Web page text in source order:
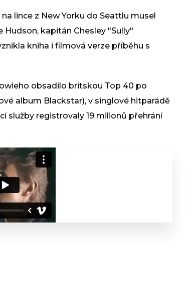
lince z New Yorku do Seattlu musel
kapitán Chesley "Sully"
kniha i filmová verze příběhu s
obsadilo britskou Top 40 po
album Blackstar), v singlové hitparádě
služby registrovaly 19 milionů přehrání